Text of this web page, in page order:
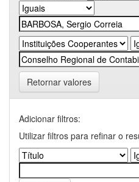
Retornar valores
Adicionar filtros:
Utilizar filtros para refinar o